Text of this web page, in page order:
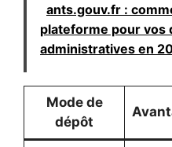
ants.gouv.fr :
plateforme pour vos
administratives en
Mode de
dépôt